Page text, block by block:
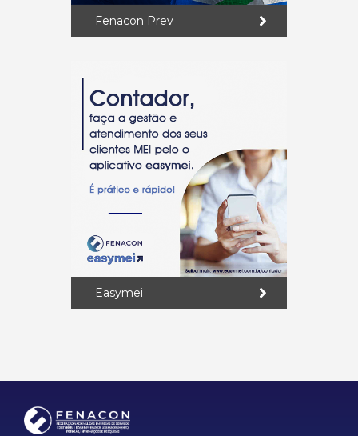
Fenacon Prev
Easymei